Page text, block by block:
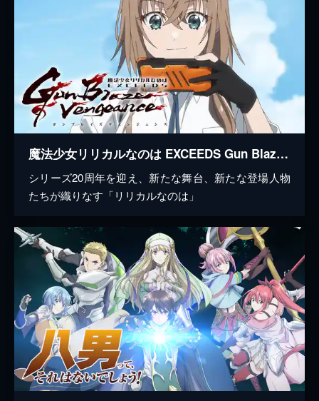
魔法少女リリカルなのは EXCEEDS Gun Blaze Vengeance
シリーズ20周年を迎え、新たな舞台、新たな登場人物
たちが織りなす「リリカルなのは」